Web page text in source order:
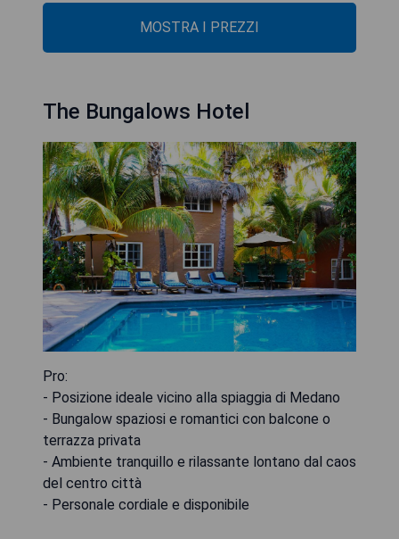
MOSTRA I PREZZI
The Bungalows Hotel
Pro:
- Posizione ideale vicino alla spiaggia di Medano
- Bungalow spaziosi e romantici con balcone o
terrazza privata
- Ambiente tranquillo e rilassante lontano dal caos
del centro città
- Personale cordiale e disponibile